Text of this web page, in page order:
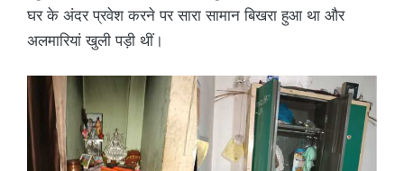
घर के अंदर प्रवेश करने पर सारा सामान बिखरा हुआ था और
अलमारियां खुली पड़ी थीं।